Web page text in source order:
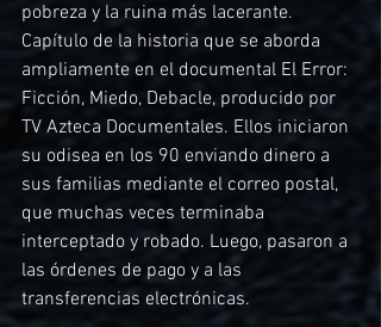
pobreza y la ruina más lacerante.
Capítulo de la historia que se aborda
ampliamente en el documental El Error:
Ficción, Miedo, Debacle, producido por
TV Azteca Documentales. Ellos iniciaron
su odisea en los 90 enviando dinero a
sus familias mediante el correo postal,
que muchas veces terminaba
interceptado y robado. Luego, pasaron a
las órdenes de pago y a las
transferencias electrónicas.